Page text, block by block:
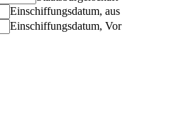
Einschiffungsdatum, aus
Einschiffungsdatum, Vor